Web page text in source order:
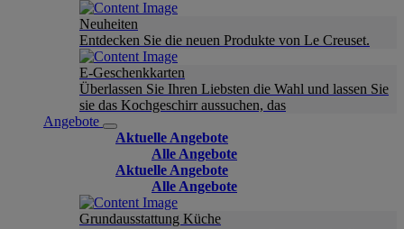
Neuheiten
Entdecken Sie die neuen Produkte von Le Creuset.
E-Geschenkkarten
Überlassen Sie Ihren Liebsten die Wahl und lassen Sie
sie das Kochgeschirr aussuchen, das
Angebote
Aktuelle Angebote
Alle Angebote
Aktuelle Angebote
Alle Angebote
Grundausstattung Küche